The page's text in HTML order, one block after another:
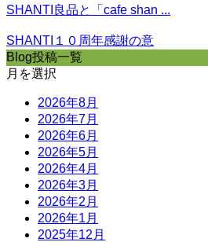
SHANTI良品と「cafe shan ...
SHANTI１０周年感謝の意
Blog投稿一覧
月を選択
2026年8月
2026年7月
2026年6月
2026年5月
2026年4月
2026年3月
2026年2月
2026年1月
2025年12月